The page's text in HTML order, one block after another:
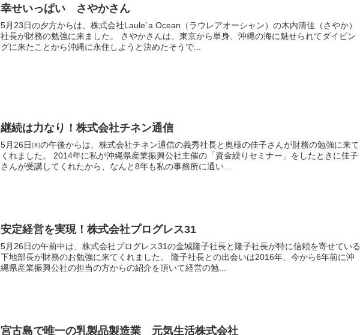
幸せいっぱい さやかさん
5月23日の夕方からは、株式会社Laule`a Ocean（ラウレアオーシャン）の木内清佳（さやか）
社長が財務の勉強に来ました。 さやかさんは、東京から単身、沖縄の海に魅せられてダイビン
グに来たことから沖縄に永住しようと決めたそうで...
継続は力なり！株式会社チネン通信
5月26日㈭の午後からは、株式会社チネン通信の義秀社長と奥様の佳子さんが財務の勉強に来て
くれました。 2014年に私が沖縄県産業振興公社主催の「資金繰りセミナー」をしたときに佳子
さんが受講してくれたから、なんと8年も私の事務所に通い...
安定経営を実現！株式会社プログレス31
5月26日の午前中は、株式会社プログレス31の金城隆子社長と隆子社長が特に信頼を寄せている
下地部長が財務のお勉強に来てくれました。 隆子社長との出会いは2016年、今から6年前に沖
縄県産業振興公社の担当の方からの紹介を頂いて経営の勉...
宮古島で唯一の乳製品製造業 元気生活株式会社